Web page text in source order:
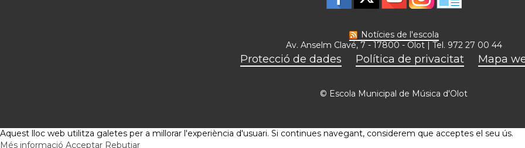
Notícies de l'escola
Av. Anselm Clavé, 7 - 17800 - Olot | Tel. 972 27 00 44
Protecció de dades Política de privacitat Mapa
© Escola Municipal de Música d'Olot
Aquest lloc web utilitza galetes per a millorar l'experiència d'usuari. Si continues navegant, considerem que acceptes el seu ús.
Més informació Acceptar Rebutjar